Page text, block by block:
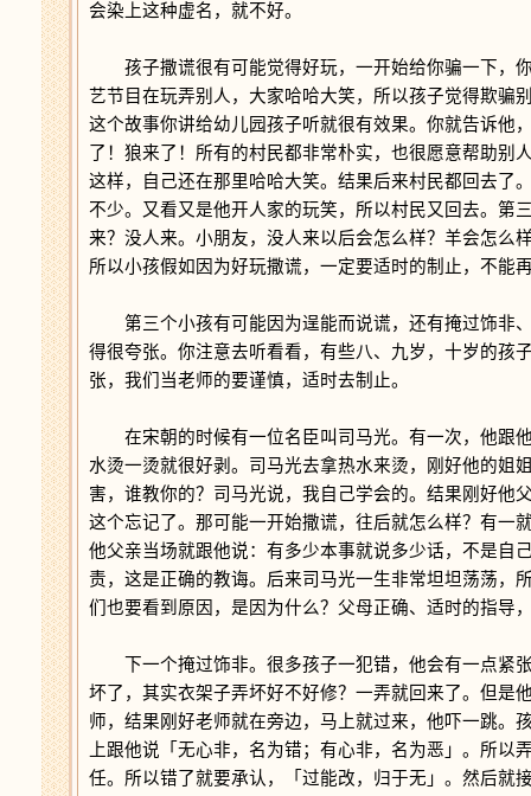
会染上这种虚名，就不好。
孩子撒谎很有可能觉得好玩，一开始给你骗一下，
艺节目在玩弄别人，大家哈哈大笑，所以孩子觉得欺骗
这个故事你讲给幼儿园孩子听就很有效果。你就告诉他
了！狼来了！所有的村民都非常朴实，也很愿意帮助
这样，自己还在那里哈哈大笑。结果后来村民都回去了
不少。又看又是他开人家的玩笑，所以村民又回去。第
来？没人来。小朋友，没人来以后会怎么样？羊会怎么
所以小孩假如因为好玩撒谎，一定要适时的制止，不能
第三个小孩有可能因为逞能而说谎，还有掩过饰非
得很夸张。你注意去听看看，有些八、九岁，十岁的孩
张，我们当老师的要谨慎，适时去制止。
在宋朝的时候有一位名臣叫司马光。有一次，他跟
水烫一烫就很好剥。司马光去拿热水来烫，刚好他的姐
害，谁教你的？司马光说，我自己学会的。结果刚好他
这个忘记了。那可能一开始撒谎，往后就怎么样？有一
他父亲当场就跟他说：有多少本事就说多少话，不是自
责，这是正确的教诲。后来司马光一生非常坦坦荡荡，
们也要看到原因，是因为什么？父母正确、适时的指导
下一个掩过饰非。很多孩子一犯错，他会有一点紧
坏了，其实衣架子弄坏好不好修？一弄就回来了。但是
师，结果刚好老师就在旁边，马上就过来，他吓一跳。
上跟他说「无心非，名为错；有心非，名为恶」。所
任。所以错了就要承认，「过能改，归于无」。然后就